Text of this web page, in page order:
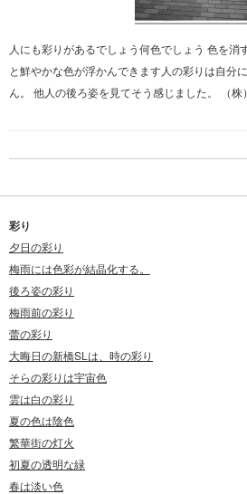
人にも彩りがあるでしょう何色でしょう 色を消
と鮮やかな色が浮かんできます人の彩りは自分
ん。 他人の後ろ姿を見てそう感じました。 （株
彩り
夕日の彩り
梅雨には色彩が結晶化する。
後ろ姿の彩り
梅雨前の彩り
蕾の彩り
大晦日の新橋SLは、時の彩り
そらの彩りは宇宙色
雲は白の彩り
夏の色は陰色
繁華街の灯火
初夏の透明な緑
春は淡い色